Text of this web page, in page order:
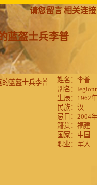
蓝盔士兵李普
请您留言|相关连接
姓名：李普
别名：
生辰：1962
民族：汉
忌日：2004
籍贯：福建
国家：中国
职业：军人